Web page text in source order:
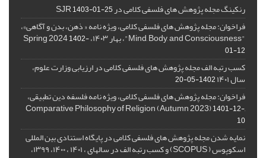
رنکینگ مجله پژوهش های فلسفی کلامی در SJR1403-01-25
فراخوان: مجله پژوهش های فلسفی کلامی، ویژه نامه « ذهن، بدن و آگاهی»،
"Mind, Body, and Consciousness"، بهار ۱۴۰۳، Spring 2024
1402-
01-12
کسب رتبه الف مجله پژوهش های فلسفی کلامی در ارزیابی وزارت علوم،
سال ۱۴۰۱ 1402-05-20
فراخوان: مجله پژوهش های فلسفی کلامی، ویژه نامه فلسفه دین تطبیقی،
,Comparative Philosophy of Religion (Autumn 2023)
1401-12-
10
نمایه شدن مجله پژوهش های فلسفی کلامی در پایگاه استنادی بین المللی
اسکوپوس ( SCOPUS) و کسب رتبه الف در سالهای ، ۱۴۰۱ ، ۱۴۰۰، ۱۳۹۹،